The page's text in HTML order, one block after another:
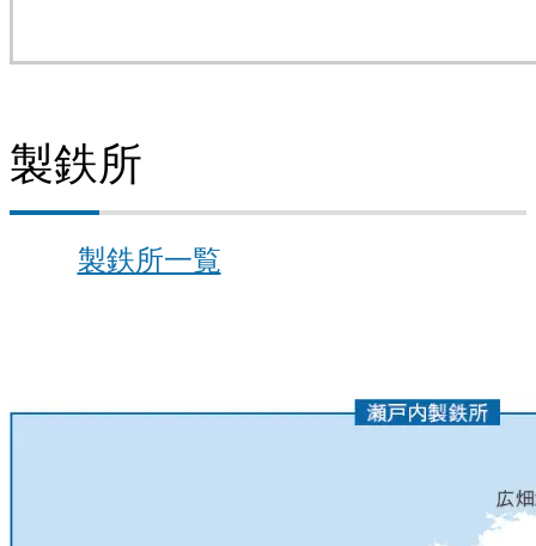
製鉄所
製鉄所一覧